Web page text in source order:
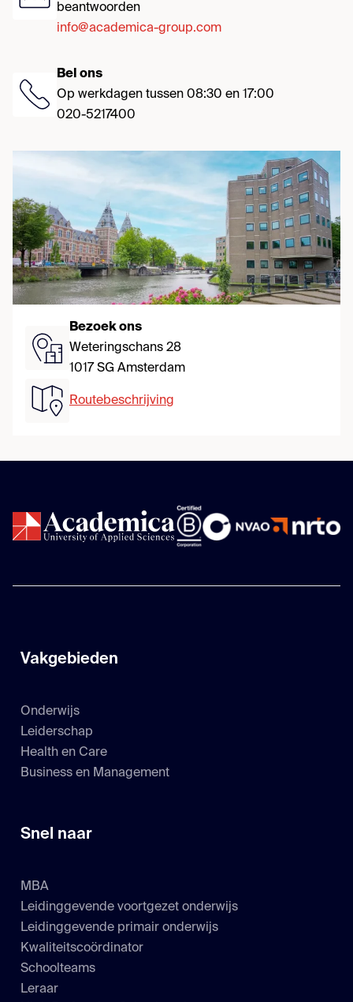
beantwoorden
info@academica-group.com
Bel ons
Op werkdagen tussen 08:30 en 17:00
020-5217400
Bezoek ons
Weteringschans 28
1017 SG Amsterdam
Routebeschrijving
Vakgebieden
Onderwijs
Leiderschap
Health en Care
Business en Management
Snel naar
MBA
Leidinggevende voortgezet onderwijs
Leidinggevende primair onderwijs
Kwaliteitscoördinator
Schoolteams
Leraar